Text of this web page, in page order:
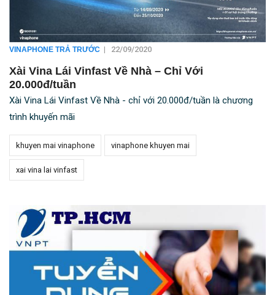
VINAPHONE TRẢ TRƯỚC | 22/09/2020
Xài Vina Lái Vinfast Về Nhà – Chỉ Với
20.000đ/tuần
Xài Vina Lái Vinfast Về Nhà - chỉ với 20.000đ/tuần là chương
trình khuyến mãi
khuyen mai vinaphone vinaphone khuyen mai
xai vina lai vinfast